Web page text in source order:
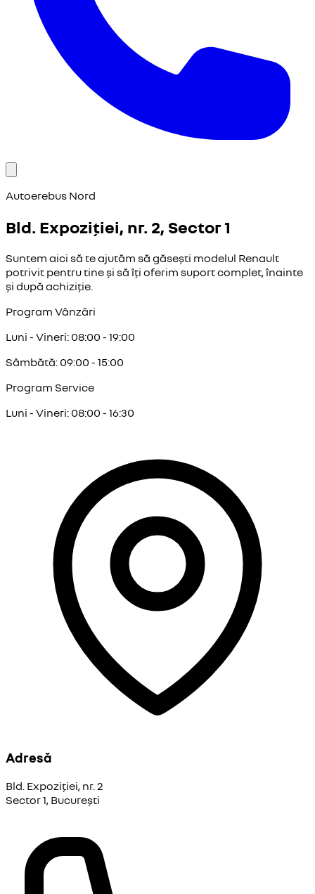
Autoerebus Nord
Bld. Expoziției, nr. 2, Sector 1
Suntem aici să te ajutăm să găsești modelul Renault
potrivit pentru tine și să îți oferim suport complet, înainte
și după achiziție.
Program Vânzări
Luni - Vineri: 08:00 - 19:00
Sâmbătă: 09:00 - 15:00
Program Service
Luni - Vineri: 08:00 - 16:30
Adresă
Bld. Expoziției, nr. 2
Sector 1, București